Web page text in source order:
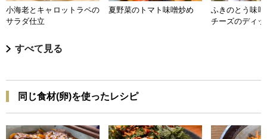
小海老とキャロットラペの
サラダ仕立
夏野菜のトマト味噌炒め
ふきのとう味
チーズのディッ
すべて見る
同じ食材(卵)を使ったレシピ